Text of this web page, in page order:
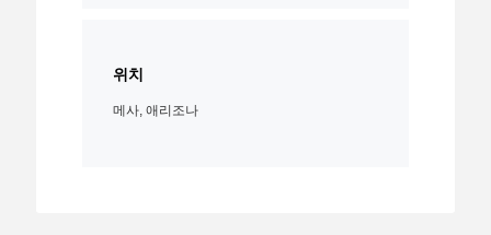
위치
메사, 애리조나